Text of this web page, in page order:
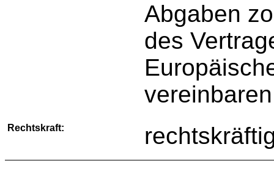
Abgaben
des
Rechtskraft: